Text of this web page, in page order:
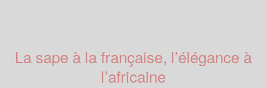
La sape à la française, l’élégance à
l’africaine